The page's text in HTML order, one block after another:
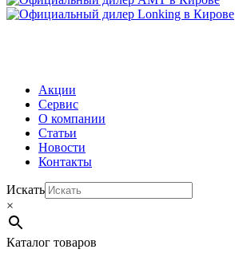
Акции
Сервис
О компании
Статьи
Новости
Контакты
Искать
×
Каталог товаров